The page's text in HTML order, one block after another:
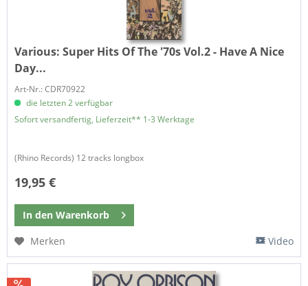
Various:Super Hits Of The '70s Vol.2 - Have A Nice
Day...
Art-Nr.: CDR70922
die letzten 2 verfügbar
Sofort versandfertig, Lieferzeit** 1-3 Werktage
(Rhino Records) 12 tracks longbox
19,95 €
In den Warenkorb
Merken
Video